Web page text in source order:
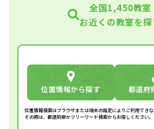
全国1,450教室
お近くの教室を探
位置情報から探す 都道府
位置情報検索はブラウザまたは端末の設定によりご利用できな
その際は、都道府県かフリーワード検索からお探しください。